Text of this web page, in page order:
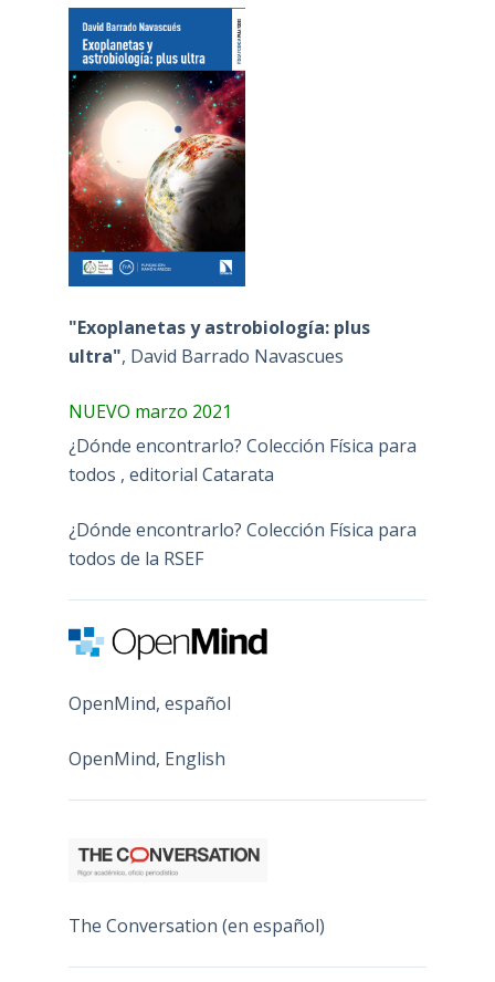
"Exoplanetas y astrobiología: plus
ultra", David Barrado Navascues
NUEVO marzo 2021
¿Dónde encontrarlo? Colección Física para
todos , editorial Catarata
¿Dónde encontrarlo? Colección Física para
todos de la RSEF
OpenMind, español
OpenMind, English
The Conversation (en español)